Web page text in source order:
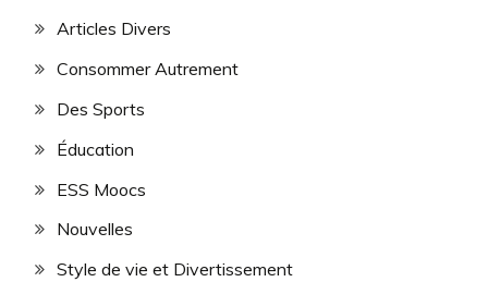
Articles Divers
Consommer Autrement
Des Sports
Éducation
ESS Moocs
Nouvelles
Style de vie et Divertissement